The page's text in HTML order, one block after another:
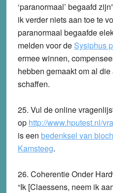
‘paranormaal’ begaafd
ik verder niets aan toe te
paranormaal begaafde
melden voor de Sysiphus
ermee winnen,
hebben gemaakt om al
schaffen.
25. Vul de online
op http://www.hputest.nl/
is een bedenksel van
Kamsteeg.
26. CoherentieOnder
“Ik [Claessens, neem ik